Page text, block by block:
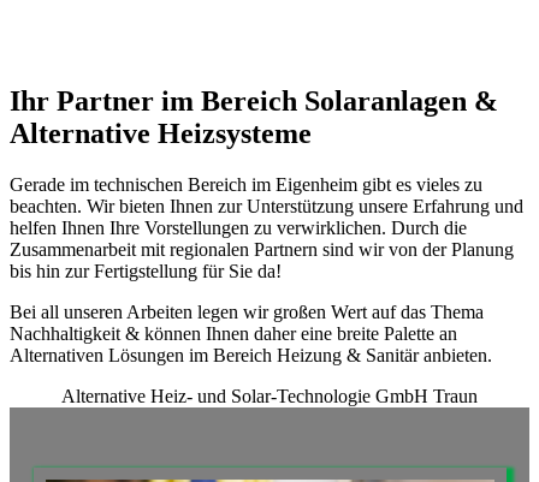
Ihr Partner im Bereich Solaranlagen &
Alternative Heizsysteme
Gerade im technischen Bereich im Eigenheim gibt es vieles zu
beachten. Wir bieten Ihnen zur Unterstützung unsere Erfahrung und
helfen Ihnen Ihre Vorstellungen zu verwirklichen. Durch die
Zusammenarbeit mit regionalen Partnern sind wir von der Planung
bis hin zur Fertigstellung für Sie da!
Bei all unseren Arbeiten legen wir großen Wert auf das Thema
Nachhaltigkeit & können Ihnen daher eine breite Palette an
Alternativen Lösungen im Bereich Heizung & Sanitär anbieten.
Alternative Heiz- und Solar-Technologie GmbH Traun